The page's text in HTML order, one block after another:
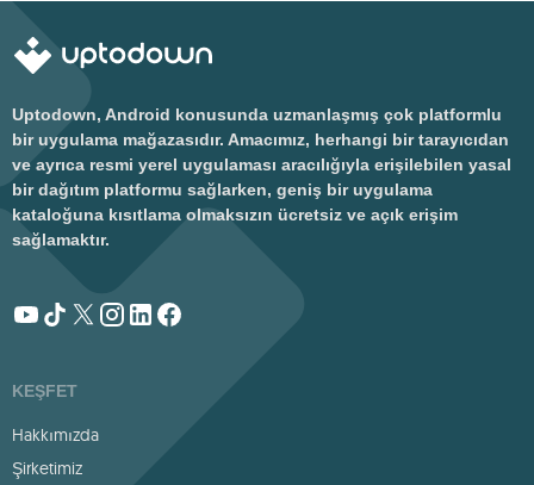
Uptodown, Android konusunda uzmanlaşmış çok platformlu
bir uygulama mağazasıdır. Amacımız, herhangi bir tarayıcıdan
ve ayrıca resmi yerel uygulaması aracılığıyla erişilebilen yasal
bir dağıtım platformu sağlarken, geniş bir uygulama
kataloğuna kısıtlama olmaksızın ücretsiz ve açık erişim
sağlamaktır.
KEŞFET
Hakkımızda
Şirketimiz